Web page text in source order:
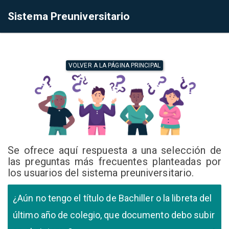
Sistema Preuniversitario
VOLVER A LA PÁGINA PRINCIPAL
Se ofrece aquí respuesta a una selección de
las preguntas más frecuentes planteadas por
los usuarios del sistema preuniversitario.
¿Aún no tengo el título de Bachiller o la libreta del
último año de colegio, que documento debo subir